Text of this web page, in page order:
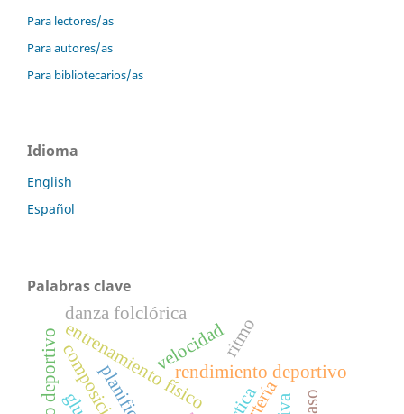
Para lectores/as
Para autores/as
Para bibliotecarios/as
Idioma
English
Español
Palabras clave
entrenamiento físicorendimiento deportivo
velocidadritmo
danza folclórica